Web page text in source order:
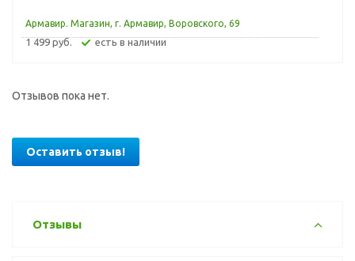
Армавир. Магазин, г. Армавир, Воровского, 69
1 499 руб. Есть в наличии
Отзывов пока нет.
Оставить отзыв!
Отзывы